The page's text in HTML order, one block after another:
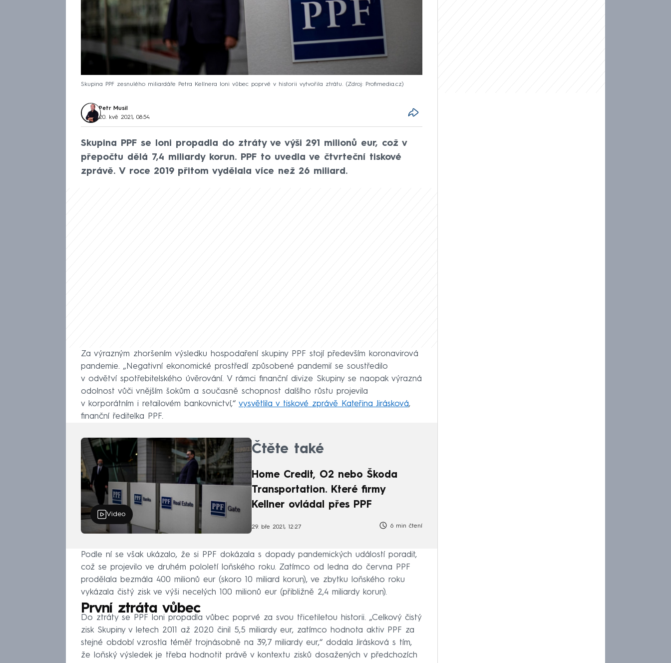
Skupina PPF zesnulého miliardáře Petra Kellnera loni vůbec poprvé v historii vytvořila ztrátu. Zdroj: Profimedia.cz
Petr Musil
20. kvě 2021, 08:54
Skupina PPF se loni propadla do ztráty ve výši 291 milionů eur, což v
přepočtu dělá 7,4 miliardy korun. PPF to uvedla ve čtvrteční tiskové
zprávě. V roce 2019 přitom vydělala více než 26 miliard.
Za výrazným zhoršením výsledku hospodaření skupiny PPF stojí především koronavirová
pandemie. „Negativní ekonomické prostředí způsobené pandemií se soustředilo
v odvětví spotřebitelského úvěrování. V rámci finanční divize Skupiny se naopak výrazná
odolnost vůči vnějším šokům a současně schopnost dalšího růstu projevila
v korporátním i retailovém bankovnictví,“ vysvětlila v tiskové zprávě Kateřina Jirásková,
finanční ředitelka PPF.
Video
Čtěte také
Home Credit, O2 nebo Škoda
Transportation. Které firmy
Kellner ovládal přes PPF
29. bře 2021, 12:27 6 min čtení
Podle ní se však ukázalo, že si PPF dokázala s dopady pandemických událostí poradit,
což se projevilo ve druhém pololetí loňského roku. Zatímco od ledna do června PPF
prodělala bezmála 400 milionů eur (skoro 10 miliard korun), ve zbytku loňského roku
vykázala čistý zisk ve výši necelých 100 milionů eur (přibližně 2,4 miliardy korun).
První ztráta vůbec
Do ztráty se PPF loni propadla vůbec poprvé za svou třicetiletou historii. „Celkový čistý
zisk Skupiny v letech 2011 až 2020 činil 5,5 miliardy eur, zatímco hodnota aktiv PPF za
stejné období vzrostla téměř trojnásobně na 39,7 miliardy eur,“ dodala Jirásková s tím,
že loňský výsledek je třeba hodnotit právě v kontextu zisků dosažených v předchozích